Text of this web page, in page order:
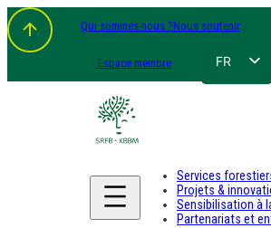
Aller
au
contenu
Qui sommes-nous ?Nous soutenir
Espace membre FR
DE
Services
Projets &
Sensibilisation à
Partenariats et